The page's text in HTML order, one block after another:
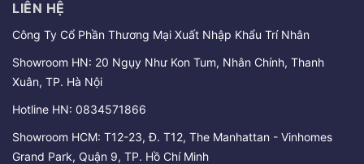
LIÊN HỆ
Công Ty Cổ Phần Thương Mại Xuất Nhập Khẩu Trí Nhân
Showroom HN: 20 Ngụy Như Kon Tum, Nhân Chính, Thanh
Xuân, TP. Hà Nội
Hotline HN: 0834571866
Showroom HCM: T12-23, Đ. T12, The Manhattan - Vinhomes
Grand Park, Quận 9, TP. Hồ Chí Minh